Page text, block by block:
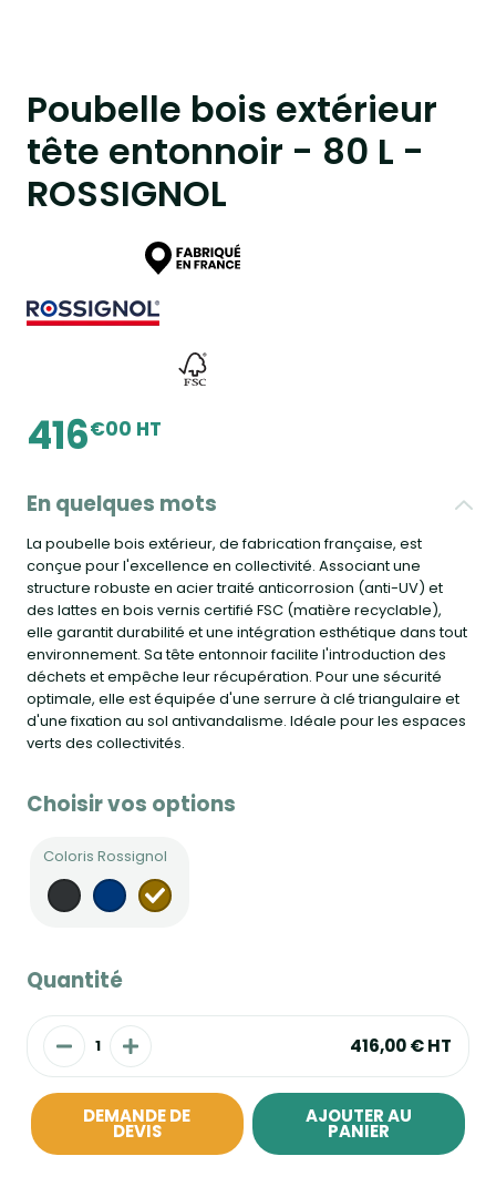
Poubelle bois extérieur
tête entonnoir - 80 L -
ROSSIGNOL
416€00 HT
En quelques mots
La poubelle bois extérieur, de fabrication française, est
conçue pour l'excellence en collectivité. Associant une
structure robuste en acier traité anticorrosion (anti-UV) et
des lattes en bois vernis certifié FSC (matière recyclable),
elle garantit durabilité et une intégration esthétique dans tout
environnement. Sa tête entonnoir facilite l'introduction des
déchets et empêche leur récupération. Pour une sécurité
optimale, elle est équipée d'une serrure à clé triangulaire et
d'une fixation au sol antivandalisme. Idéale pour les espaces
verts des collectivités.
Choisir vos options
Coloris Rossignol
Quantité
416,00 €HT
DEMANDE DE
DEVIS
AJOUTER AU
PANIER